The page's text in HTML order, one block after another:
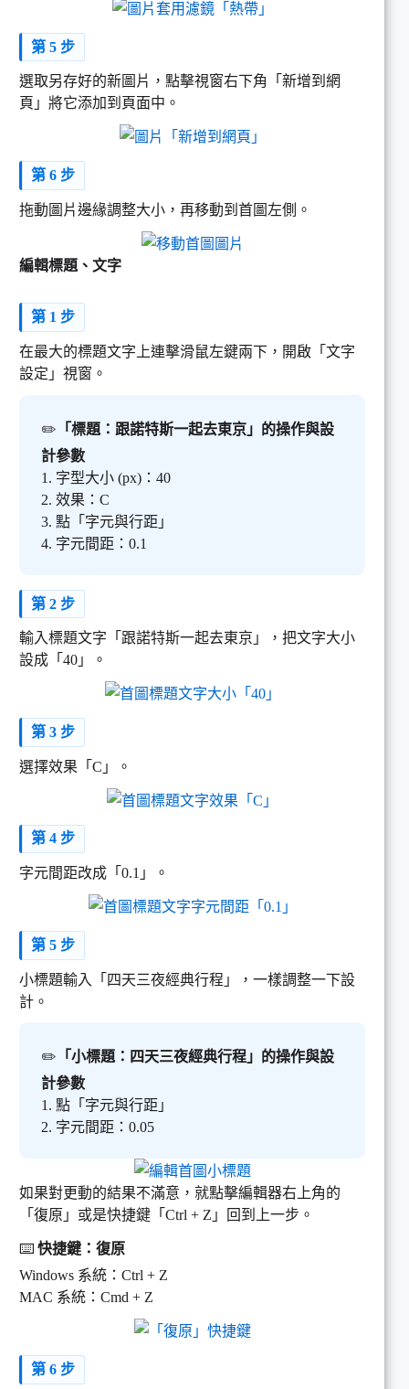
第 5 步
選取另存好的新圖片，點擊視窗右下角「新增到網
頁」將它添加到頁面中。
第 6 步
拖動圖片邊緣調整大小，再移動到首圖左側。
編輯標題、文字
第 1 步
在最大的標題文字上連擊滑鼠左鍵兩下，開啟「文字
設定」視窗。
✏️ 「標題：跟諾特斯一起去東京」的操作與設
計參數
1. 字型大小 (px)：40
2. 效果：C
3. 點「字元與行距」
4. 字元間距：0.1
第 2 步
輸入標題文字「跟諾特斯一起去東京」，把文字大小
設成「40」。
第 3 步
選擇效果「C」。
第 4 步
字元間距改成「0.1」。
第 5 步
小標題輸入「四天三夜經典行程」，一樣調整一下設
計。
✏️ 「小標題：四天三夜經典行程」的操作與設
計參數
1. 點「字元與行距」
2. 字元間距：0.05
如果對更動的結果不滿意，就點擊編輯器右上角的
「復原」或是快捷鍵「Ctrl + Z」回到上一步。
⌨️ 快捷鍵：復原
Windows 系統：Ctrl + Z
MAC 系統：Cmd + Z
第 6 步